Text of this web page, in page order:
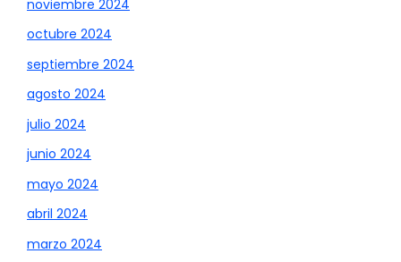
noviembre 2024
octubre 2024
septiembre 2024
agosto 2024
julio 2024
junio 2024
mayo 2024
abril 2024
marzo 2024